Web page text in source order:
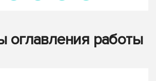
оглавления работы